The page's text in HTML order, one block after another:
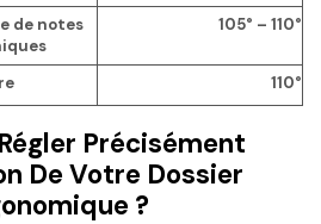
de notes
105° – 110°
110°
Précisément
De Votre Dossier
?